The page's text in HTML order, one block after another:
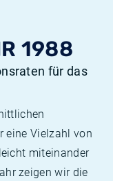
1988
für das
eine Vielzahl von
miteinander
zeigen wir die